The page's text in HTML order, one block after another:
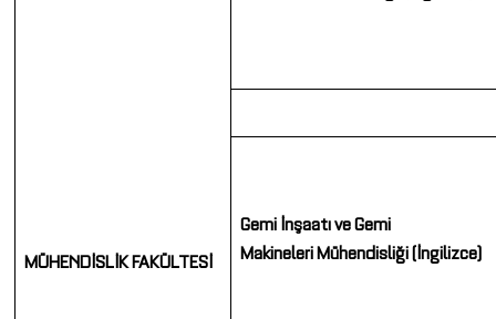
MÜHENDİSLİK FAKÜLTESİ
Gemi İnşaatı veGemi
MakineleriMühendisliği(İngilizce)